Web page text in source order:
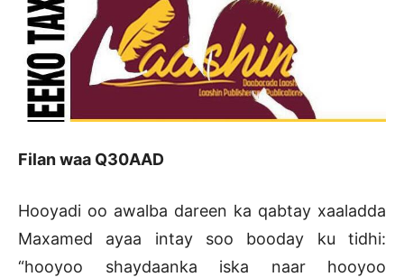
Filan waa Q30AAD
Hooyadi oo awalba dareen ka qabtay xaaladda
Maxamed ayaa intay soo booday ku tidhi:
“hooyoo shaydaanka iska naar hooyoo